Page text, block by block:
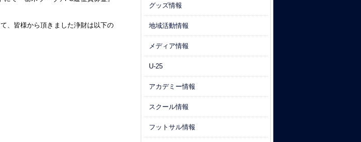
、皆様から頂きました浄財は以下の
グッズ情報
地域活動情報
メディア情報
U-25
アカデミー情報
スクール情報
フットサル情報